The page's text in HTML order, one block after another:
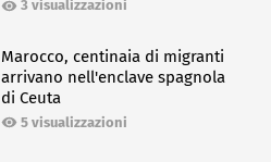
3 visualizzazioni
Marocco, centinaia di migranti
arrivano nell'enclave spagnola
di Ceuta
5 visualizzazioni